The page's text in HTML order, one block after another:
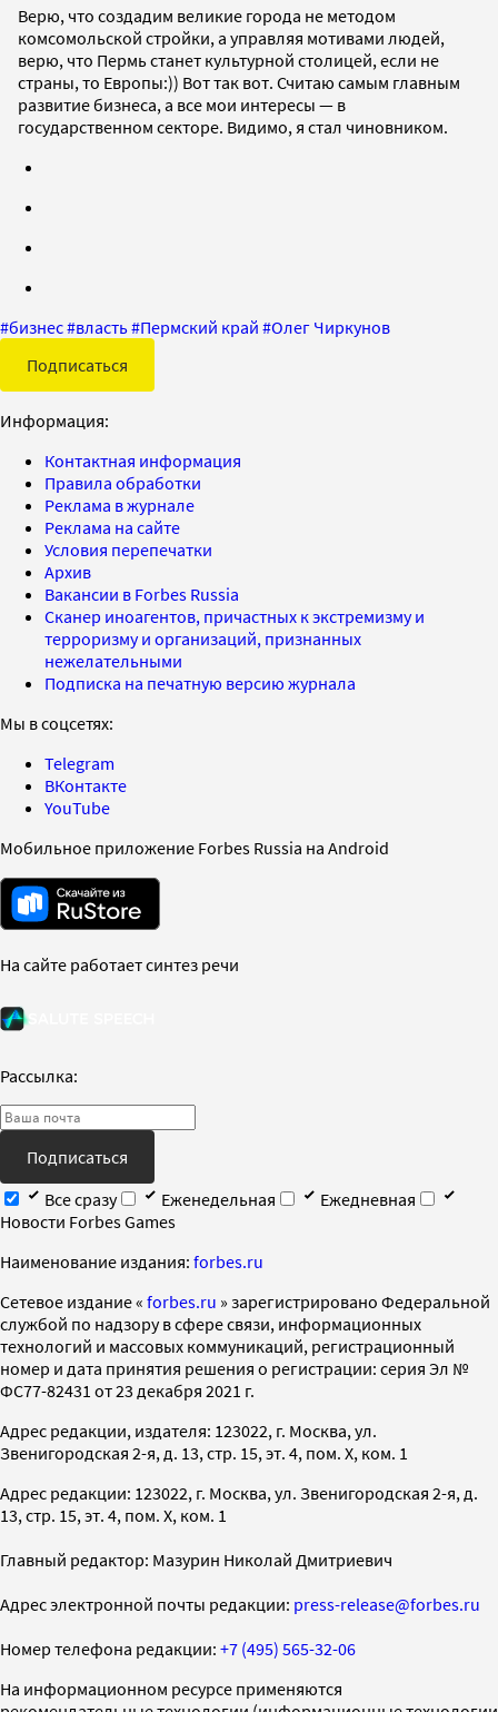
Верю, что создадим великие города не методом
комсомольской стройки, а управляя мотивами людей,
верю, что Пермь станет культурной столицей, если не
страны, то Европы:)) Вот так вот. Считаю самым главным
развитие бизнеса, а все мои интересы — в
государственном секторе. Видимо, я стал чиновником.
#бизнес#власть#Пермский край #Олег Чиркунов
Подписаться
Информация:
Контактная информация
Правила обработки
Реклама в журнале
Реклама на сайте
Условия перепечатки
Архив
Вакансии в Forbes Russia
Сканер иноагентов, причастных к экстремизму и
терроризму и организаций, признанных
нежелательными
Подписка на печатную версию журнала
Мы в соцсетях:
Telegram
ВКонтакте
YouTube
Мобильное приложение Forbes Russia на Android
На сайте работает синтез речи
Рассылка:
Подписаться
Все сразу
Еженедельная
Ежедневная
Новости Forbes Games
Наименование издания: forbes.ru
Cетевое издание « forbes.ru » зарегистрировано Федеральной
службой по надзору в сфере связи, информационных
технологий и массовых коммуникаций, регистрационный
номер и дата принятия решения о регистрации: серия Эл №
ФС77-82431 от 23 декабря 2021 г.
Адрес редакции, издателя: 123022, г. Москва, ул.
Звенигородская 2-я, д. 13, стр. 15, эт. 4, пом. X, ком. 1
Адрес редакции: 123022, г. Москва, ул. Звенигородская 2-я, д.
13, стр. 15, эт. 4, пом. X, ком. 1
Главный редактор: Мазурин Николай Дмитриевич
Адрес электронной почты редакции: press-release@forbes.ru
Номер телефона редакции: +7 (495) 565-32-06
На информационном ресурсе применяются